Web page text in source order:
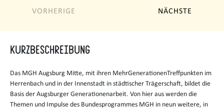
VORHERIGE NÄCHSTE
Kurzbeschreibung
Das MGH Augsburg Mitte, mit ihren MehrGenerationenTreffpunkten im
Herrenbach und in der Innenstadt in städtischer Trägerschaft, bildet die
Basis der Augsburger Generationenarbeit. Von hier aus werden die
Themen und Impulse des Bundesprogrammes MGH in neun weitere, in